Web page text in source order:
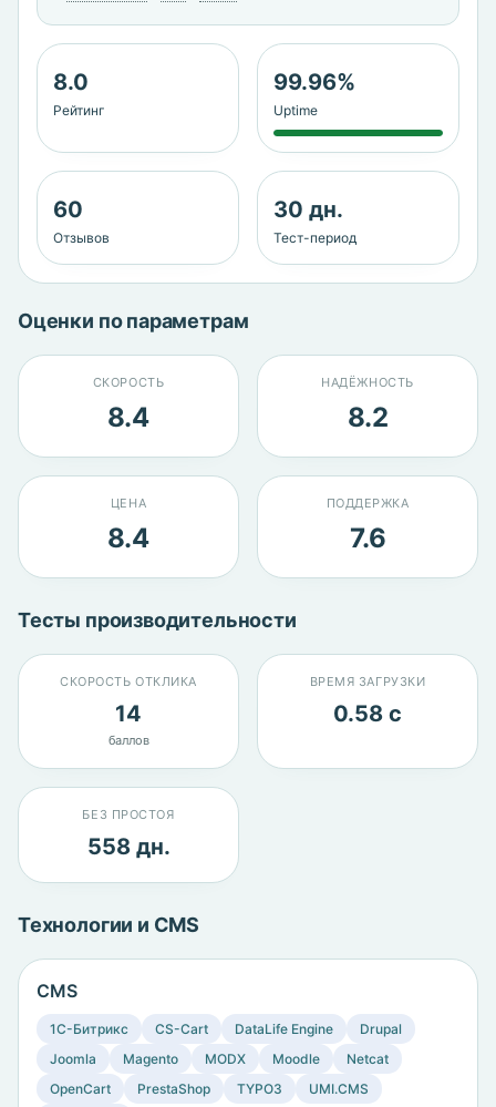
8.0
Рейтинг
99.96%
Uptime
60
Отзывов
30 дн.
Тест-период
Оценки по параметрам
СКОРОСТЬ
8.4
НАДЁЖНОСТЬ
8.2
ЦЕНА
8.4
ПОДДЕРЖКА
7.6
Тесты производительности
СКОРОСТЬ ОТКЛИКА
14
баллов
ВРЕМЯ ЗАГРУЗКИ
0.58 с
БЕЗ ПРОСТОЯ
558 дн.
Технологии и CMS
CMS
1C-Битрикс CS-Cart DataLife Engine
Drupal
Joomla
Magento MODX Moodle
Netcat
OpenCart
PrestaShop TYPO3
UMI.CMS